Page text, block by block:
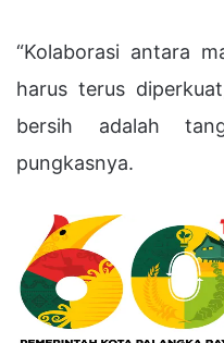
“Kolaborasi antara
harus terus
bersih adalah
pungkasnya.